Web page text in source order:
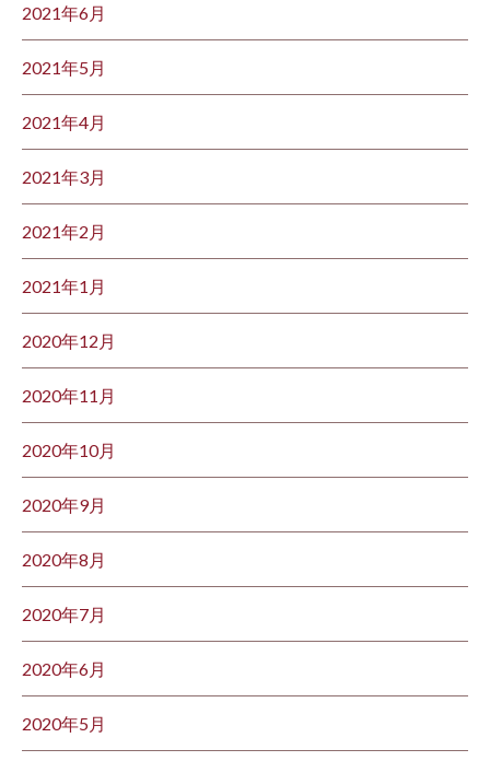
2021年6月
2021年5月
2021年4月
2021年3月
2021年2月
2021年1月
2020年12月
2020年11月
2020年10月
2020年9月
2020年8月
2020年7月
2020年6月
2020年5月